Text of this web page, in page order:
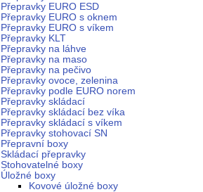
Přepravky EURO ESD
Přepravky EURO s oknem
Přepravky EURO s víkem
Přepravky KLT
Přepravky na láhve
Přepravky na maso
Přepravky na pečivo
Přepravky ovoce, zelenina
Přepravky podle EURO norem
Přepravky skládací
Přepravky skládací bez víka
Přepravky skládací s víkem
Přepravky stohovací SN
Přepravní boxy
Skládací přepravky
Stohovatelné boxy
Úložné boxy
Kovové úložné boxy